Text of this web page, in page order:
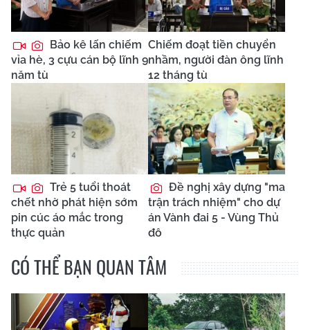
Bảo kê lấn chiếm
vỉa hè, 3 cựu cán bộ lĩnh 9
năm tù
Chiếm đoạt tiền chuyển
nhầm, người đàn ông lĩnh
12 tháng tù
Trẻ 5 tuổi thoát
chết nhờ phát hiện sớm
pin cúc áo mắc trong
thực quản
Đề nghị xây dựng "ma
trận trách nhiệm" cho dự
án Vành đai 5 - Vùng Thủ
đô
CÓ THỂ BẠN QUAN TÂM